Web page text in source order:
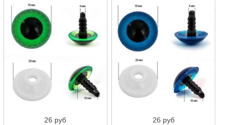
26 руб 26 руб